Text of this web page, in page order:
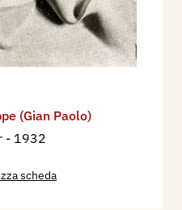
(Gian Paolo)
- 1932
scheda